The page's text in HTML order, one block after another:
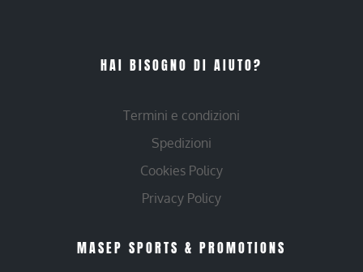
HAI BISOGNO DI AIUTO?
Termini e condizioni
Spedizioni
Cookies Policy
Privacy Policy
MASEP SPORTS & PROMOTIONS